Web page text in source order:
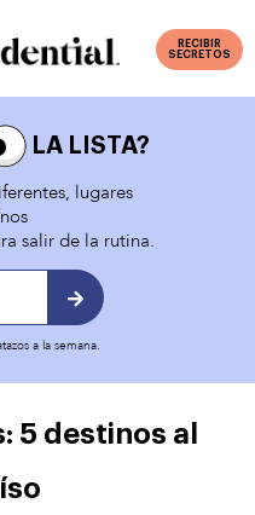
RECIBIR
SECRETOS
LA LISTA?
lugares
salir de la rutina.
a la semana.
5 destinos al